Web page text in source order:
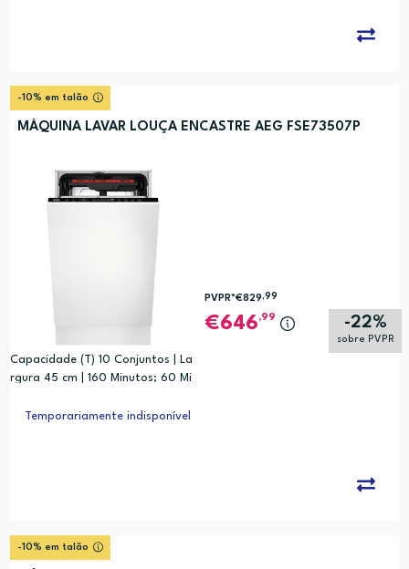
-10% em talão
MÁQUINA LAVAR LOUÇA ENCASTRE AEG FSE73507P
Capacidade (T) 10 Conjuntos | La
rgura 45 cm | 160 Minutos; 60 Mi
ECO; Manutenção da máquina; R
-22%
sobre PVPR
PVPR*€829,99
646,99
Temporariamente indisponível
-10% em talão